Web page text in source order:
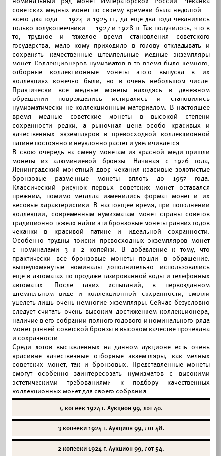
советских медных монет по своему времени была недолгой —
всего два года — 1924 и 1925 гг., да еще два года чеканились
только полукопеечники — 1927 и 1928 гг. Так получилось, что в
то, трудное и тяжелое время становления советского
государства, мало кому приходило в голову откладывать и
сохранять качественные штемпельные медные экземпляры
монет. Коллекционеров нумизматов в то время было немного,
отборные коллекционные монеты этого выпуска в их
коллекциях конечно были, но в очень небольшом числе.
Практически все медные монеты находясь в денежном
обращении повреждались истирались и становились
нумизматически не коллекционным материалом. В настоящее
время медные советские монеты в высокой степени
сохранности редки, а рыночная цена особо красивых и
качественных экземпляров в превосходной коллекционной
патине постоянно и неуклонно растет и увеличивается.
В свою очередь на смену монетам из красной меди пришли
монеты из алюминиевой бронзы. Начиная с 1926 года,
Ленинградский монетный двор чеканил красивые золотистые
бронзовые разменные монеты вплоть до 1957 года.
Классический рисунок первых советских монет оставался
прежним, помимо металла изменились формат монет и их
весовые характеристики. В настоящее время, при пополнении
коллекции, современным нумизматам монет страны советов
традиционно тяжело найти эти бронзовые монеты ранних годов
чеканки в красивой патине и идеальной сохранности.
Особенно трудны поиски превосходных экземпляров монет
с номиналами 3 и 2 копейки. В добавление к тому, что
практически все бронзовые монеты пошли в обращение,
вышеупомянутые номиналы дополнительно использовались
ещё в автоматах по продаже газированной воды и телефонных
автоматах. После таких испытаний, в первозданном
штемпельном виде и коллекционной сохранности, смогли
уцелеть лишь очень немногие экземпляры. Сейчас безусловно
следует считать очень высоким достижением коллекционера,
наличие в его собрании полного годового и номинального ряда
монет ранней советской бронзы в высоком качестве прочекана
и сохранности.
Среди лотов выставленных на данном аукционе есть очень
красивые качественные отборные экземпляры, как медных
советских монет, так и бронзовых. Представленные монеты
смогут особенно заинтересовать нумизматов с высокими
эстетическими требованиями к подбору качественных
коллекционных монет для своего собрания.
5 копеек 1924 г. Аукцион 99, лот 40.
3копееки 1924 г. Аукцион 99, лот 48.
2 копееки 1924 г. Аукцион 99, лот 54.